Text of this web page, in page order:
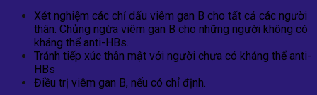
Xét nghiệm các chỉ dấu viêm gan B cho tất cả các người
thân. Chủng ngừa viêm gan B cho những người không có
kháng thể anti-HBs.
Tránh tiếp xúc thân mật với người chưa có kháng thể anti-
HBs
Điều trị viêm gan B, nếu có chỉ định.